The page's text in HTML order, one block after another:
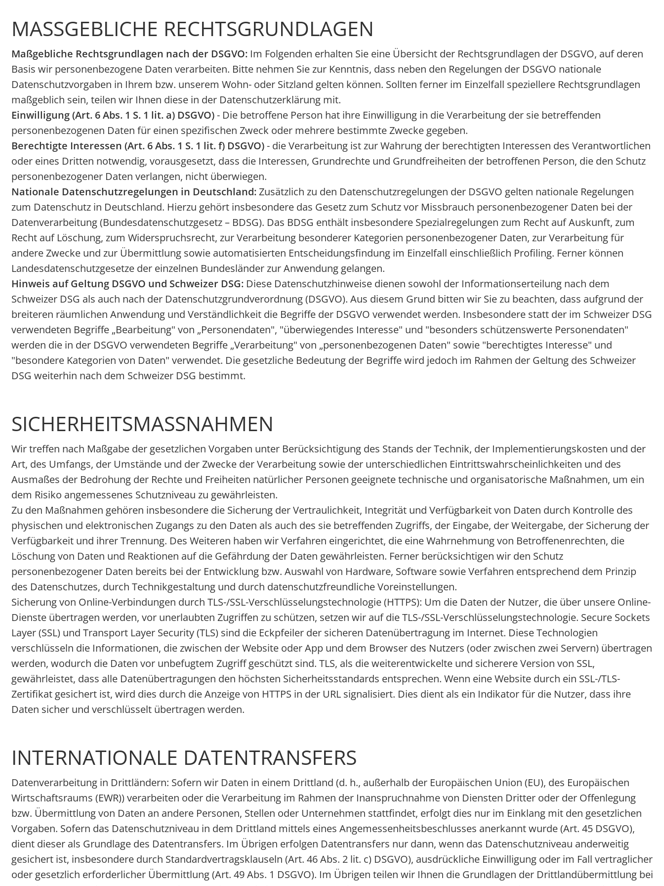
MASSGEBLICHE RECHTSGRUNDLAGEN
Maßgebliche Rechtsgrundlagen nach der DSGVO: Im Folgenden erhalten Sie eine Übersicht der Rechtsgrundlagen der DSGVO, auf deren
Basis wir personenbezogene Daten verarbeiten. Bitte nehmen Sie zur Kenntnis, dass neben den Regelungen der DSGVO nationale
Datenschutzvorgaben in Ihrem bzw. unserem Wohn- oder Sitzland gelten können. Sollten ferner im Einzelfall speziellere Rechtsgrundlagen
maßgeblich sein, teilen wir Ihnen diese in der Datenschutzerklärung mit.
Einwilligung (Art. 6 Abs. 1 S. 1 lit. a) DSGVO)- Die betroffene Person hat ihre Einwilligung in die Verarbeitung der sie betreffenden
personenbezogenen Daten für einen spezifischen Zweck oder mehrere bestimmte Zwecke gegeben.
Berechtigte Interessen (Art. 6 Abs. 1 S. 1 lit. f) DSGVO)- die Verarbeitung ist zur Wahrung der berechtigten Interessen des Verantwortlichen
oder eines Dritten notwendig, vorausgesetzt, dass die Interessen, Grundrechte und Grundfreiheiten der betroffenen Person, die den Schutz
personenbezogener Daten verlangen, nicht überwiegen.
Nationale Datenschutzregelungen in Deutschland:Zusätzlich zu den Datenschutzregelungen der DSGVO gelten nationale Regelungen
zum Datenschutz in Deutschland. Hierzu gehört insbesondere das Gesetz zum Schutz vor Missbrauch personenbezogener Daten bei der
Datenverarbeitung (Bundesdatenschutzgesetz – BDSG). Das BDSG enthält insbesondere Spezialregelungen zum Recht auf Auskunft, zum
Recht auf Löschung, zum Widerspruchsrecht, zur Verarbeitung besonderer Kategorien personenbezogener Daten, zur Verarbeitung für
andere Zwecke und zur Übermittlung sowie automatisierten Entscheidungsfindung im Einzelfall einschließlich Profiling. Ferner können
Landesdatenschutzgesetze der einzelnen Bundesländer zur Anwendung gelangen.
Hinweis auf Geltung DSGVO und Schweizer DSG: Diese Datenschutzhinweise dienen sowohl der Informationserteilung nach dem
Schweizer DSG als auch nach der Datenschutzgrundverordnung (DSGVO). Aus diesem Grund bitten wir Sie zu beachten, dass aufgrund der
breiteren räumlichen Anwendung und Verständlichkeit die Begriffe der DSGVO verwendet werden. Insbesondere statt der im Schweizer DSG
verwendeten Begriffe „Bearbeitung" von „Personendaten", "überwiegendes Interesse" und "besonders schützenswerte Personendaten"
werden die in der DSGVO verwendeten Begriffe „Verarbeitung" von „personenbezogenen Daten" sowie "berechtigtes Interesse" und
"besondere Kategorien von Daten" verwendet. Die gesetzliche Bedeutung der Begriffe wird jedoch im Rahmen der Geltung des Schweizer
DSG weiterhin nach dem Schweizer DSG bestimmt.
SICHERHEITSMASSNAHMEN
Wir treffen nach Maßgabe der gesetzlichen Vorgaben unter Berücksichtigung des Stands der Technik, der Implementierungskosten und der
Art, des Umfangs, der Umstände und der Zwecke der Verarbeitung sowie der unterschiedlichen Eintrittswahrscheinlichkeiten und des
Ausmaßes der Bedrohung der Rechte und Freiheiten natürlicher Personen geeignete technische und organisatorische Maßnahmen, um ein
dem Risiko angemessenes Schutzniveau zu gewährleisten.
Zu den Maßnahmen gehören insbesondere die Sicherung der Vertraulichkeit, Integrität und Verfügbarkeit von Daten durch Kontrolle des
physischen und elektronischen Zugangs zu den Daten als auch des sie betreffenden Zugriffs, der Eingabe, der Weitergabe, der Sicherung der
Verfügbarkeit und ihrer Trennung. Des Weiteren haben wir Verfahren eingerichtet, die eine Wahrnehmung von Betroffenenrechten, die
Löschung von Daten und Reaktionen auf die Gefährdung der Daten gewährleisten. Ferner berücksichtigen wir den Schutz
personenbezogener Daten bereits bei der Entwicklung bzw. Auswahl von Hardware, Software sowie Verfahren entsprechend dem Prinzip
des Datenschutzes, durch Technikgestaltung und durch datenschutzfreundliche Voreinstellungen.
Sicherung von Online-Verbindungen durch TLS-/SSL-Verschlüsselungstechnologie (HTTPS): Um die Daten der Nutzer, die über unsere Online-
Dienste übertragen werden, vor unerlaubten Zugriffen zu schützen, setzen wir auf die TLS-/SSL-Verschlüsselungstechnologie. Secure Sockets
Layer (SSL) und Transport Layer Security (TLS) sind die Eckpfeiler der sicheren Datenübertragung im Internet. Diese Technologien
verschlüsseln die Informationen, die zwischen der Website oder App und dem Browser des Nutzers (oder zwischen zwei Servern) übertragen
werden, wodurch die Daten vor unbefugtem Zugriff geschützt sind. TLS, als die weiterentwickelte und sicherere Version von SSL,
gewährleistet, dass alle Datenübertragungen den höchsten Sicherheitsstandards entsprechen. Wenn eine Website durch ein SSL-/TLS-
Zertifikat gesichert ist, wird dies durch die Anzeige von HTTPS in der URL signalisiert. Dies dient als ein Indikator für die Nutzer, dass ihre
Daten sicher und verschlüsselt übertragen werden.
INTERNATIONALE DATENTRANSFERS
Datenverarbeitung in Drittländern: Sofern wir Daten in einem Drittland (d. h., außerhalb der Europäischen Union (EU), des Europäischen
Wirtschaftsraums (EWR)) verarbeiten oder die Verarbeitung im Rahmen der Inanspruchnahme von Diensten Dritter oder der Offenlegung
bzw. Übermittlung von Daten an andere Personen, Stellen oder Unternehmen stattfindet, erfolgt dies nur im Einklang mit den gesetzlichen
Vorgaben. Sofern das Datenschutzniveau in dem Drittland mittels eines Angemessenheitsbeschlusses anerkannt wurde (Art. 45 DSGVO),
dient dieser als Grundlage des Datentransfers. Im Übrigen erfolgen Datentransfers nur dann, wenn das Datenschutzniveau anderweitig
gesichert ist, insbesondere durch Standardvertragsklauseln (Art. 46 Abs. 2 lit. c) DSGVO), ausdrückliche Einwilligung oder im Fall vertraglicher
oder gesetzlich erforderlicher Übermittlung (Art. 49 Abs. 1 DSGVO). Im Übrigen teilen wir Ihnen die Grundlagen der Drittlandübermittlung bei